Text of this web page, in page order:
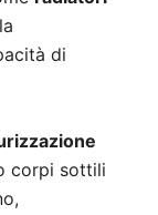
di
corpi sottili